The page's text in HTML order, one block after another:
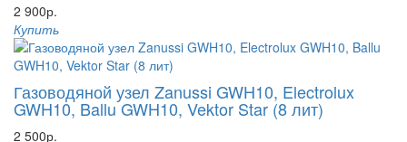
2 900р.
Купить
Газоводяной узел Zanussi GWH10, Electrolux
GWH10, Ballu GWH10, Vektor Star (8 лит)
2 500р.